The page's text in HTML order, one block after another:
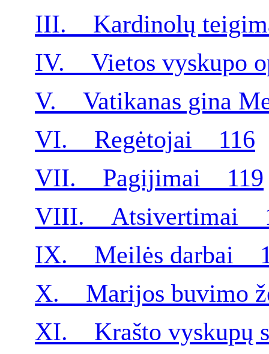
III. Kardinolų
IV. Vietos vyskupo
V. Vatikanas gina
VI. Regėtojai 116
VII. Pagijimai 119
VIII. Atsivertimai
IX. Meilės darbai
X. Marijos buvimo
XI. Krašto vyskupų